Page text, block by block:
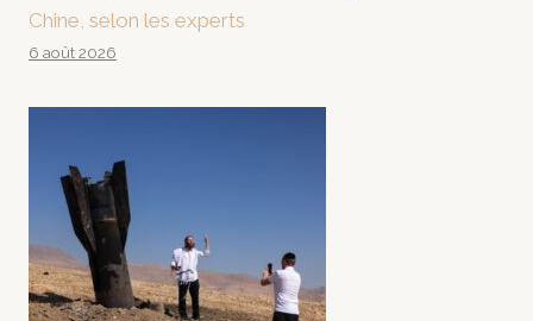
Chine, selon les experts
6 août 2026